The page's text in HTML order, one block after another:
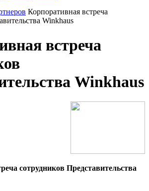
Корпоративная встреча
Winkhaus
встреча
Winkhaus
сотрудников Представительства